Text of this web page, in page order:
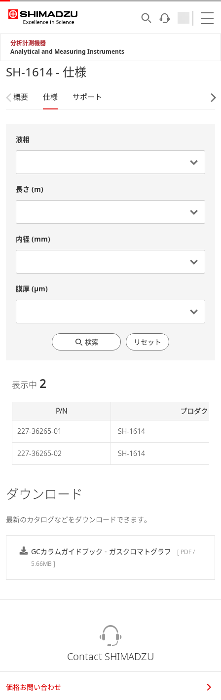
分析計測機器
Analytical and Measuring Instruments
SH-1614 - 仕様
概要 仕様 サポート
液相
長さ (m)
内径 (mm)
膜厚 (μm)
検索 リセット
表示中 2
P/N プロダクト
227-36265-01 SH-1614
227-36265-02 SH-1614
ダウンロード
最新のカタログなどをダウンロードできます。
GCカラムガイドブック - ガスクロマトグラフ
[ PDF /
5.66MB ]
Contact SHIMADZU
価格お問い合わせ